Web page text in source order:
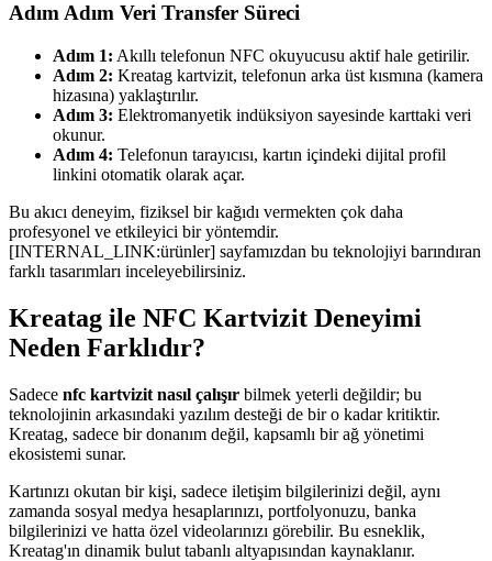
Adım Adım Veri Transfer Süreci
Adım 1: Akıllı telefonun NFC okuyucusu aktif hale getirilir.
Adım 2: Kreatag kartvizit, telefonun arka üst kısmına (kamera
hizasına) yaklaştırılır.
Adım 3: Elektromanyetik indüksiyon sayesinde karttaki veri
okunur.
Adım 4: Telefonun tarayıcısı, kartın içindeki dijital profil
linkini otomatik olarak açar.
Bu akıcı deneyim, fiziksel bir kağıdı vermekten çok daha
profesyonel ve etkileyici bir yöntemdir.
[INTERNAL_LINK:ürünler] sayfamızdan bu teknolojiyi barındıran
farklı tasarımları inceleyebilirsiniz.
Kreatag ile NFC Kartvizit Deneyimi
Neden Farklıdır?
Sadece nfc kartvizit nasıl çalışır bilmek yeterli değildir; bu
teknolojinin arkasındaki yazılım desteği de bir o kadar kritiktir.
Kreatag, sadece bir donanım değil, kapsamlı bir ağ yönetimi
ekosistemi sunar.
Kartınızı okutan bir kişi, sadece iletişim bilgilerinizi değil, aynı
zamanda sosyal medya hesaplarınızı, portfolyonuzu, banka
bilgilerinizi ve hatta özel videolarınızı görebilir. Bu esneklik,
Kreatag'ın dinamik bulut tabanlı altyapısından kaynaklanır.